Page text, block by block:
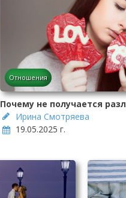
Отношения
Почему не получается
Ирина Смотряева
19.05.2025 г.